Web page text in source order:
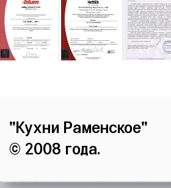
"Кухни Раменское"
© 2008 года.